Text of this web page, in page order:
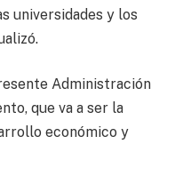
universidades y los
Administración
que va a ser la
económico y